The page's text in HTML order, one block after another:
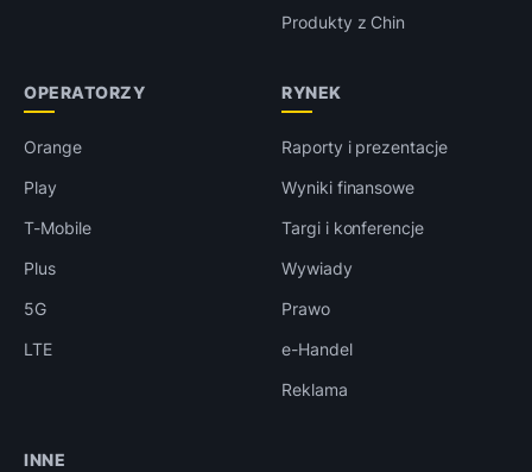
Produkty z Chin
OPERATORZY
Orange
Play
T-Mobile
Plus
5G
LTE
RYNEK
Raporty i prezentacje
Wyniki finansowe
Targi i konferencje
Wywiady
Prawo
e-Handel
Reklama
INNE